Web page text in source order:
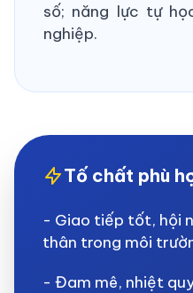
số; năng lực tự
nghiệp.
Tố chất phù
- Giao tiếp tốt, hội
thân trong môi
- Đam mê, nhiệt